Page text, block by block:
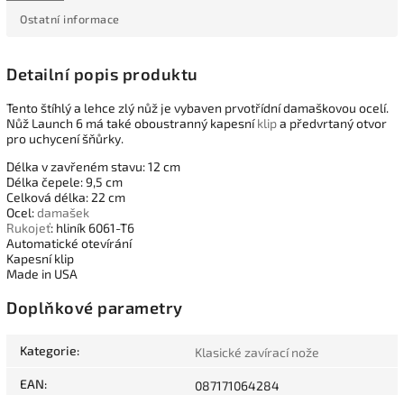
Ostatní informace
Detailní popis produktu
Tento štíhlý a lehce zlý nůž je vybaven prvotřídní damaškovou ocelí.
Nůž Launch 6 má také oboustranný kapesníklipa předvrtaný otvor
pro uchycení šňůrky.
Délka v zavřeném stavu: 12 cm
Délka čepele: 9,5 cm
Celková délka: 22 cm
Ocel:damašek
Rukojeť: hliník 6061-T6
Automatické otevírání
Kapesní klip
Made in USA
Doplňkové parametry
Kategorie: Klasické zavírací nože
EAN: 087171064284